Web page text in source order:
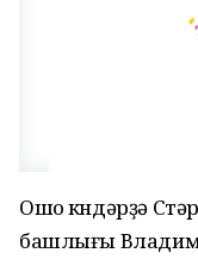
Ошо көндәрҙә
башлығы